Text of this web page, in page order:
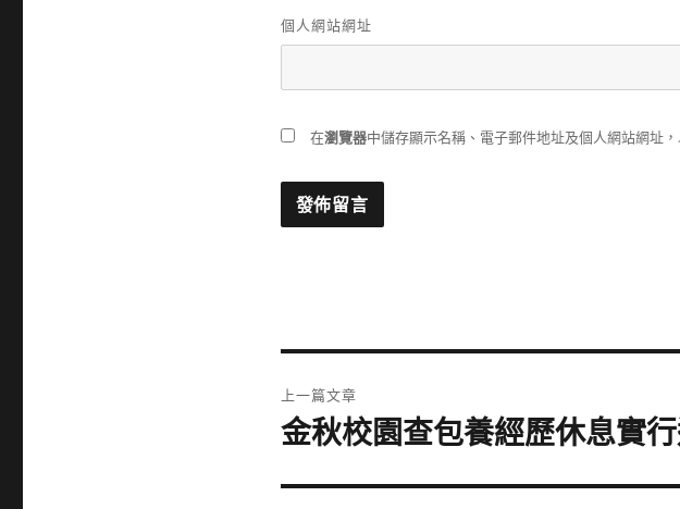
個人網站網址
在瀏覽器中儲存顯示名稱、電子郵件地址及個人網站網址
章
上一篇文章
上
篇
金秋校園查包養經歷休息實